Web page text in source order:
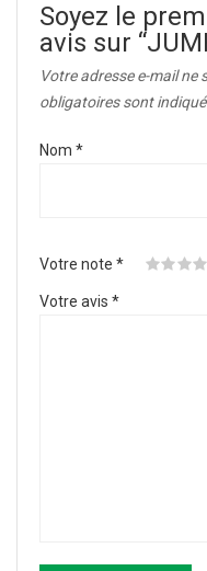
Soyez le
avis sur
Votre adresse e-mail ne
obligatoires sont
Nom *
Votre note *
Votre avis *